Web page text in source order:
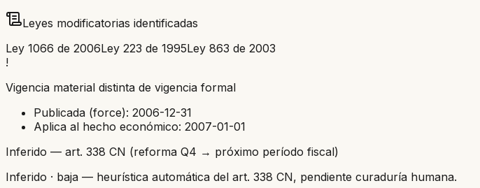
Leyes modificatorias identificadas
Ley 1066 de 2006Ley 223 de 1995Ley 863 de 2003
!
Vigencia material distinta de vigencia formal
Publicada (force): 2006-12-31
Aplica al hecho económico: 2007-01-01
Inferido — art. 338 CN (reforma Q4 → próximo período fiscal)
Inferido · baja — heurística automática del art. 338 CN, pendiente curaduría humana.